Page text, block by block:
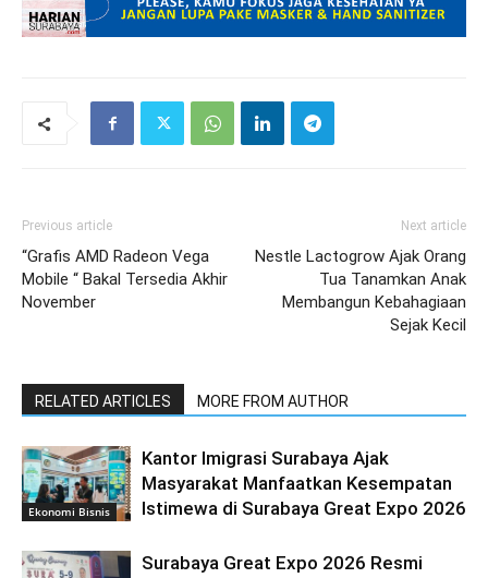
Previous article
“Grafis AMD Radeon Vega
Mobile “ Bakal Tersedia Akhir
November
Next article
Nestle Lactogrow Ajak Orang
Tua Tanamkan Anak
Membangun Kebahagiaan
Sejak Kecil
RELATED ARTICLES MORE FROM AUTHOR
Ekonomi Bisnis
Kantor Imigrasi Surabaya Ajak
Masyarakat Manfaatkan Kesempatan
Istimewa di Surabaya Great Expo 2026
Surabaya Great Expo 2026 Resmi